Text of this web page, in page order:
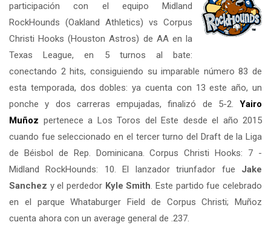
participación con el equipo Midland
RockHounds (Oakland Athletics) vs Corpus
Christi Hooks (Houston Astros) de AA en la
Texas League, en 5 turnos al bate:
conectando 2 hits, consiguiendo su imparable número 83 de
esta temporada, dos dobles: ya cuenta con 13 este año, un
ponche y dos carreras empujadas, finalizó de 5-2. Yairo
Muñoz pertenece a Los Toros del Este desde el año 2015
cuando fue seleccionado en el tercer turno del Draft de la Liga
de Béisbol de Rep. Dominicana. Corpus Christi Hooks: 7 -
Midland RockHounds: 10. El lanzador triunfador fue Jake
Sanchez y el perdedor Kyle Smith. Este partido fue celebrado
en el parque Whataburger Field de Corpus Christi; Muñoz
cuenta ahora con un average general de .237.